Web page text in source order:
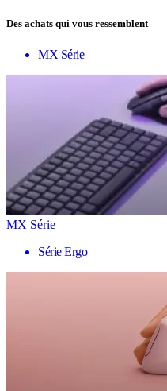
Des achats qui vous ressemblent
MX Série
MX Série
Série Ergo